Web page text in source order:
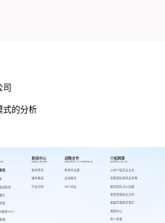
司
式的分析
能
训练场
方
效
质检VOC
聘
新闻中心
NEWS CENTER
新闻资讯
媒体报道
行业动态
战略合作
STRATEGIC COOPERATION
跨境代运营
出海服务
AIEC论坛
介绍网萌
INTRODUCE US
公司介绍
高管团队
顾问团队
荣誉资质
发展历程
视频中心
萌人萌事
企业文化
网萌吉祥物
合伙加盟
校企合作
联系我们